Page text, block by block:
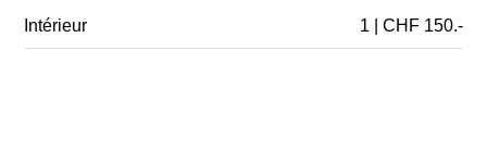
Intérieur 1 | CHF 150.-